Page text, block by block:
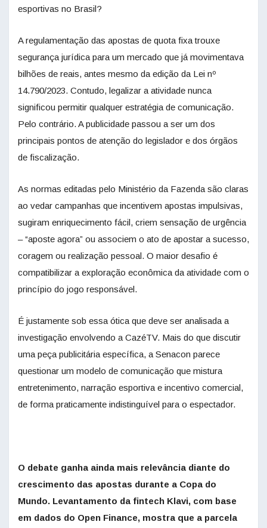
esportivas no Brasil?
A regulamentação das apostas de quota fixa trouxe
segurança jurídica para um mercado que já movimentava
bilhões de reais, antes mesmo da edição da Lei nº
14.790/2023. Contudo, legalizar a atividade nunca
significou permitir qualquer estratégia de comunicação.
Pelo contrário. A publicidade passou a ser um dos
principais pontos de atenção do legislador e dos órgãos
de fiscalização.
As normas editadas pelo Ministério da Fazenda são claras
ao vedar campanhas que incentivem apostas impulsivas,
sugiram enriquecimento fácil, criem sensação de urgência
– “aposte agora” ou associem o ato de apostar a sucesso,
coragem ou realização pessoal. O maior desafio é
compatibilizar a exploração econômica da atividade com o
princípio do jogo responsável.
É justamente sob essa ótica que deve ser analisada a
investigação envolvendo a CazéTV. Mais do que discutir
uma peça publicitária específica, a Senacon parece
questionar um modelo de comunicação que mistura
entretenimento, narração esportiva e incentivo comercial,
de forma praticamente indistinguível para o espectador.
O debate ganha ainda mais relevância diante do
crescimento das apostas durante a Copa do
Mundo. Levantamento da fintech Klavi, com base
em dados do Open Finance, mostra que a parcela